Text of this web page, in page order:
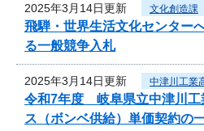
2025年3月14日更新 文化創造課
飛騨・世界生活文化センター
る一般競争入札
2025年3月14日更新 中津川工業
令和7年度 岐阜県立中津川工
ス（ボンベ供給）単価契約の